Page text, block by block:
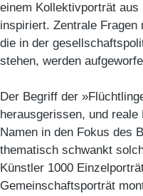
einem Kollektivporträt aus
inspiriert. Zentrale Fragen
die in der
stehen, werden
Der Begriff der
herausgerissen, und
Namen in den Fokus des
thematisch schwankt
Künstler 1000
Gemeinschaftsporträt